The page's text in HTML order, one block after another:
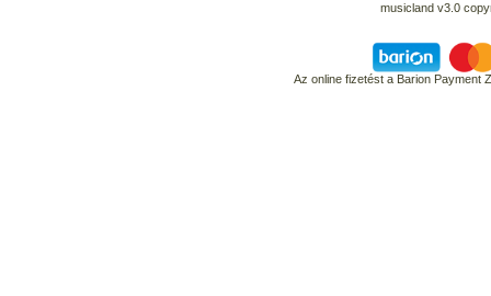
musicland v3.0
Az online fizetést a Barion Payment